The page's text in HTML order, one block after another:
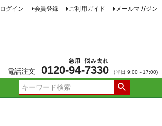
ログイン 会員登録 ご利用ガイド メールマガジン
電話注文 0120-94
急用
-7330
悩み去れ
（平日 9:00～17:00)